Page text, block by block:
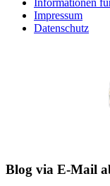
Informationen
Impressum
Datenschutz
Blog via E-Mail